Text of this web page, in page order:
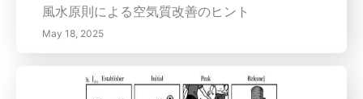
育ててください。実験と個性化は、あなたの生
活空間と幸福を高める意味のある影響力のある
ネルギーの流れを維持できます。持続的なエネ
ルギーの流れのための清潔さの維持清潔さは風
水において重要です。雑然とした状態はエネル
なボウルは、美的なピークだけでなく、あなた
風水原則による空気質改善のヒント
May 18, 2025